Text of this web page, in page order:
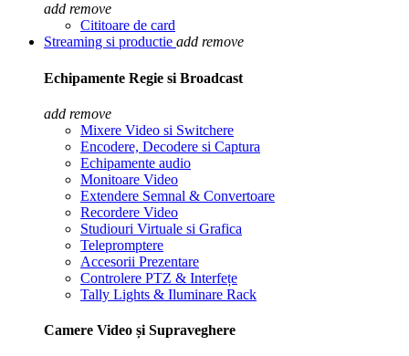
add remove
Cititoare de card
Streaming si productie add remove
Echipamente Regie si Broadcast
add remove
Mixere Video si Switchere
Encodere, Decodere si Captura
Echipamente audio
Monitoare Video
Extendere Semnal & Convertoare
Recordere Video
Studiouri Virtuale si Grafica
Telepromptere
Accesorii Prezentare
Controlere PTZ & Interfețe
Tally Lights & Iluminare Rack
Camere Video și Supraveghere